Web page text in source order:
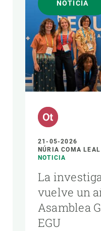
NOTICIA
21-05-2026
NÚRIA COMA LEAL
NOTICIA
La
vuelve un
Asamblea
EGU